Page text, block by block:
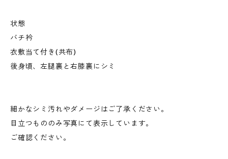
状態
バチ衿
衣敷当て付き(共布)
後身頃、左腿裏と右膝裏にシミ
細かなシミ汚れやダメージはご了承ください。
目立つもののみ写真にて表示しています。
ご確認ください。